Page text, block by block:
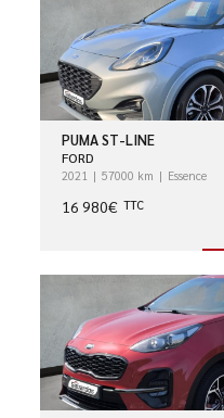
PUMA ST-LINE
FORD
2021 57000 km Essence
16 980€ TTC